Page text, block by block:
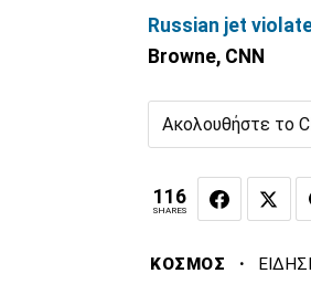
Russian jet
Browne, CNN
Ακολουθήστε το
116
SHARES
ΚΟΣΜΟΣ ·